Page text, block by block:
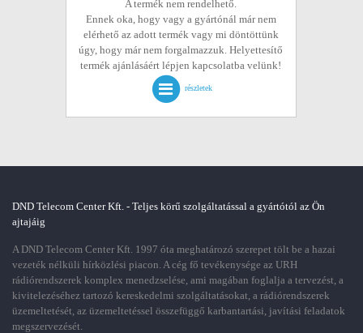
A termék nem rendelhető.
Ennek oka, hogy vagy a gyártónál már nem
elérhető az adott termék vagy mi döntöttünk
úgy, hogy már nem forgalmazzuk. Helyettesítő
termék ajánlásáért lépjen kapcsolatba velünk!
részletek
DND Telecom Center Kft. - Teljes körű szolgáltatással a gyártótól az Ön
ajtajáig
A DND Telecom Center Kft. 1997 óta meghatározó szerepet tölt be a hazai
vezeték nélküli hírközlési piacon. A cég fő tevékenysége az URH
rádiórendszerek komplex menedzselése, ami magában foglalja a tervezést, a
kivitelezéséhez tartozó kereskedelmi szolgáltatásokat, a rádiórendszerek
üzemeltetését, az üzemeltetéssel összefüggő karbantartási, javítási feladatok
megszervezését.